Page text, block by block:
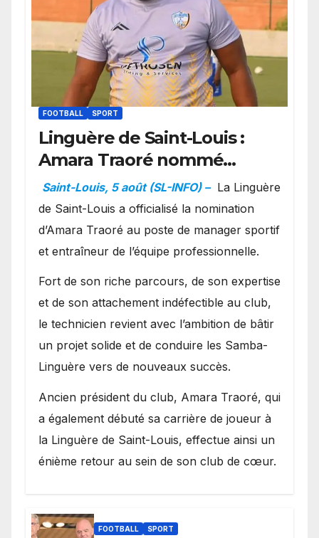
FOOTBALL SPORT
Linguère de Saint-Louis :
Amara Traoré nommé
manager sportif et
entraîneur de l’équipe
Saint-Louis, 5 août (SL-INFO) – La Linguère
de Saint-Louis a officialisé la nomination
d’Amara Traoré au poste de manager sportif
et entraîneur de l’équipe professionnelle.
Fort de son riche parcours, de son expertise
et de son attachement indéfectible au club,
le technicien revient avec l’ambition de bâtir
un projet solide et de conduire les Samba-
Linguère vers de nouveaux succès.
Ancien président du club, Amara Traoré, qui
a également débuté sa carrière de joueur à
la Linguère de Saint-Louis, effectue ainsi un
énième retour au sein de son club de cœur.
FOOTBALL SPORT